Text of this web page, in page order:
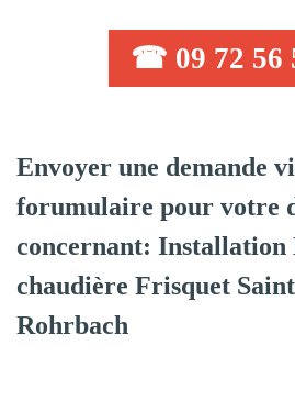
☎ 09 72 56
Envoyer une demande
forumulaire pour votre
concernant: Installation
chaudière Frisquet
Rohrbach